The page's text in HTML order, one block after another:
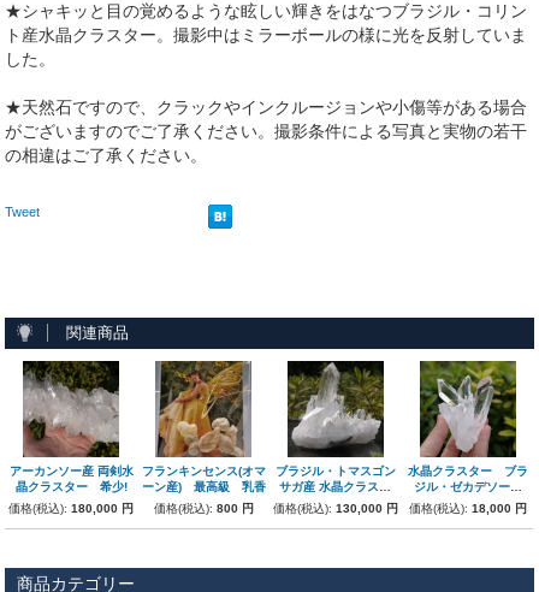
★シャキッと目の覚めるような眩しい輝きをはなつブラジル・コリン
ト産水晶クラスター。撮影中はミラーボールの様に光を反射していま
した。
★天然石ですので、クラックやインクルージョンや小傷等がある場合
がございますのでご了承ください。撮影条件による写真と実物の若干
の相違はご了承ください。
Tweet
関連商品
アーカンソー産 両剣水
晶クラスター 希少!
価格(税込):180,000 円
フランキンセンス(オマ
ーン産) 最高級 乳香
価格(税込): 800 円
ブラジル・トマスゴン
サガ産 水晶クラスタ
ー 極上
価格(税込): 130,000 円
水晶クラスター ブラ
ジル・ゼカデソーザ
産 127g 極上
価格(税込): 18,000 円
商品カテゴリー